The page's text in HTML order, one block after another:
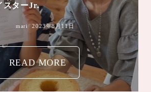
スターJr.
mari 2023年8月11日
READ MORE